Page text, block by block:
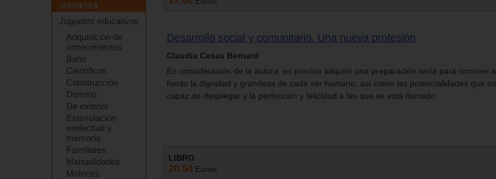
Juguetes educativos
Adquisición de
conocimientos
Baño
Científicos
Construcción
Dominó
De exterior
Estimulación
intelectual y
memoria
Familiares
Manualidades
Motrices
Desarrollo social y comunitario. Una nueva profesión
Claudia Casas Bernard
En consideración de la autora, es preciso adquirir una preparación seria para conocer a
fondo la dignidad y grandeza de cada ser humano, así como las potencialidades que es
capaz de desplegar y la perfección y felicidad a las que se está llamado.
LIBRO
20.54 Euros